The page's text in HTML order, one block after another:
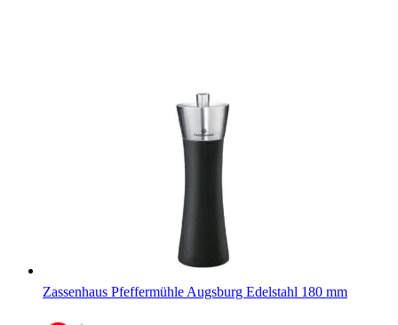
Zassenhaus Pfeffermühle Augsburg Edelstahl 180 mm